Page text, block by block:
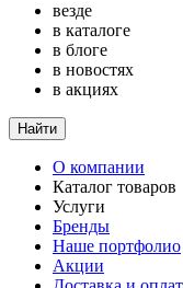
везде
в каталоге
в блоге
в новостях
в акциях
Найти
О компании
Каталог товаров
Услуги
Бренды
Наше портфолио
Акции